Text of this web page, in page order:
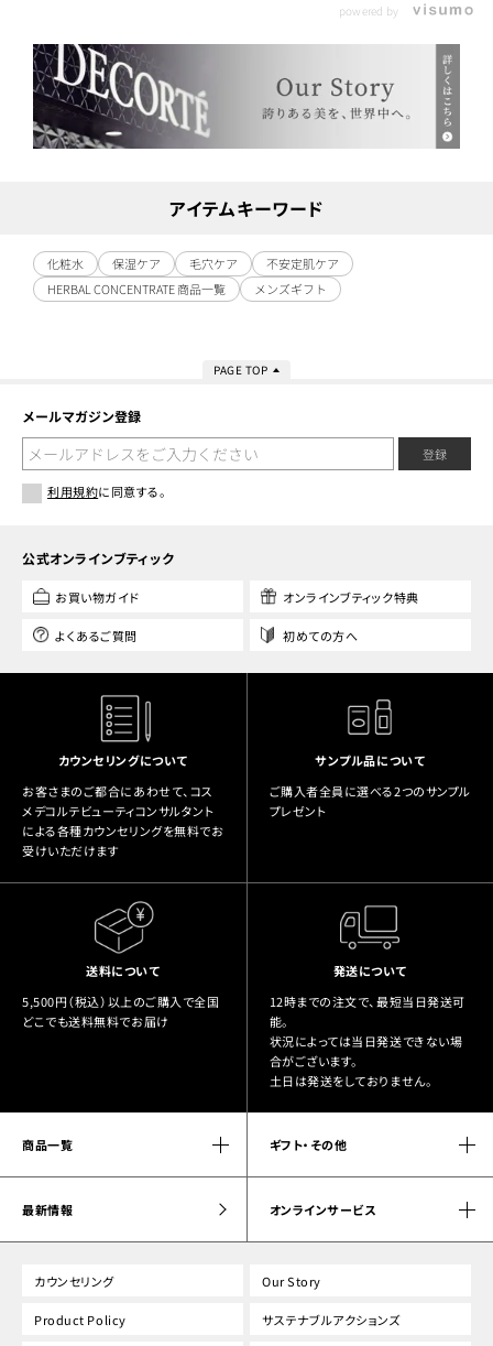
powered by
アイテムキーワード
化粧水 保湿ケア 毛穴ケア
不安定肌ケア
HERBAL CONCENTRATE 商品一覧
メンズギフト
PAGE TOP
メールマガジン登録
登録
利用規約に同意する。
公式オンラインブティック
お買い物ガイド オンラインブティック特典
よくあるご質問 初めての方へ
カウンセリングについて
お客さまのご都合にあわせて、コス
メデコルテビューティコンサルタント
による各種カウンセリングを無料でお
受けいただけます
サンプル品について
ご購入者全員に選べる2つのサンプル
プレゼント
送料について
5,500円（税込）以上のご購入で全国
どこでも送料無料でお届け
発送について
12時までの注文で、最短当日発送可
能。
状況によっては当日発送できない場
合がございます。
土日は発送をしておりません。
商品一覧 ギフト・その他
最新情報 オンラインサービス
カウンセリング Our Story
Product Policy サステナブルアクションズ